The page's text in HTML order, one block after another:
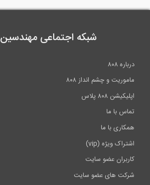
شبکه اجتماعی مهندسین 808
درباره ۸۰۸
ماموریت و چشم انداز ۸۰۸
اپلیکیشن ۸۰۸ پلاس
تماس با ما
همکاری با ما
اشتراک ویژه (vip)
کاربران عضو سایت
شرکت های عضو سایت